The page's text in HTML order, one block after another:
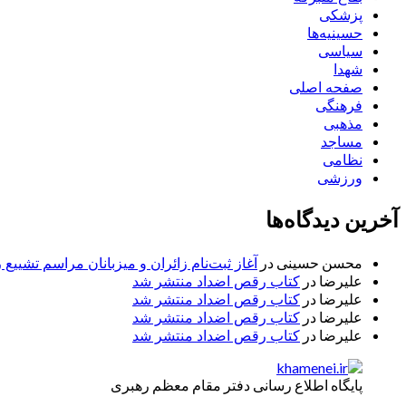
پزشکی
حسینیه‌ها
سیاسی
شهدا
صفحه اصلی
فرهنگی
مذهبی
مساجد
نظامی
ورزشی
آخرین دیدگاه‌ها
محسن حسینی در
آغاز ثبت‌نام زائران و میزبانان مراسم
علیرضا در کتاب رقص اضداد منتشر شد
علیرضا در کتاب رقص اضداد منتشر شد
علیرضا در کتاب رقص اضداد منتشر شد
علیرضا در کتاب رقص اضداد منتشر شد
پایگاه اطلاع رسانی دفتر مقام معظم رهبری